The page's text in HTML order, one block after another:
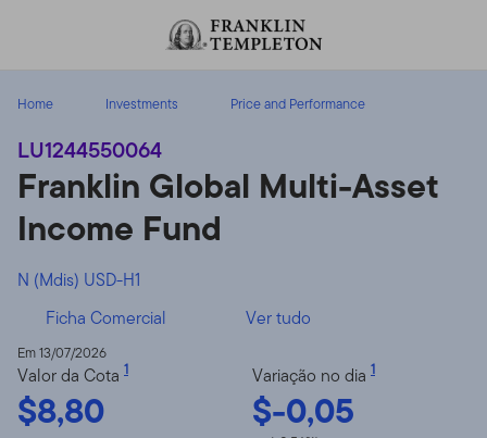
Home Investments Price and Performance
LU1244550064
Franklin Global Multi-Asset
Income Fund
N (Mdis) USD-H1
Ficha Comercial
Ver tudo
Em 13/07/2026
Valor da Cota 1
$8,80
Variação no dia 1
$-0,05